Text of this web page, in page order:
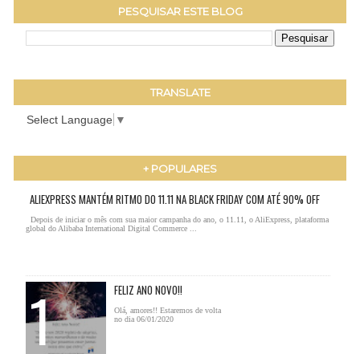
PESQUISAR ESTE BLOG
TRANSLATE
Select Language ▼
+ POPULARES
ALIEXPRESS MANTÉM RITMO DO 11.11 NA BLACK FRIDAY COM ATÉ 90% OFF
Depois de iniciar o mês com sua maior campanha do ano, o 11.11, o AliExpress, plataforma
global do Alibaba International Digital Commerce ...
FELIZ ANO NOVO!!
Olá, amores!! Estaremos de volta
no dia 06/01/2020